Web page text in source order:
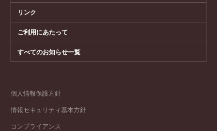
リンク
ご利用にあたって
すべてのお知らせ一覧
個人情報保護方針
情報セキュリティ基本方針
コンプライアンス